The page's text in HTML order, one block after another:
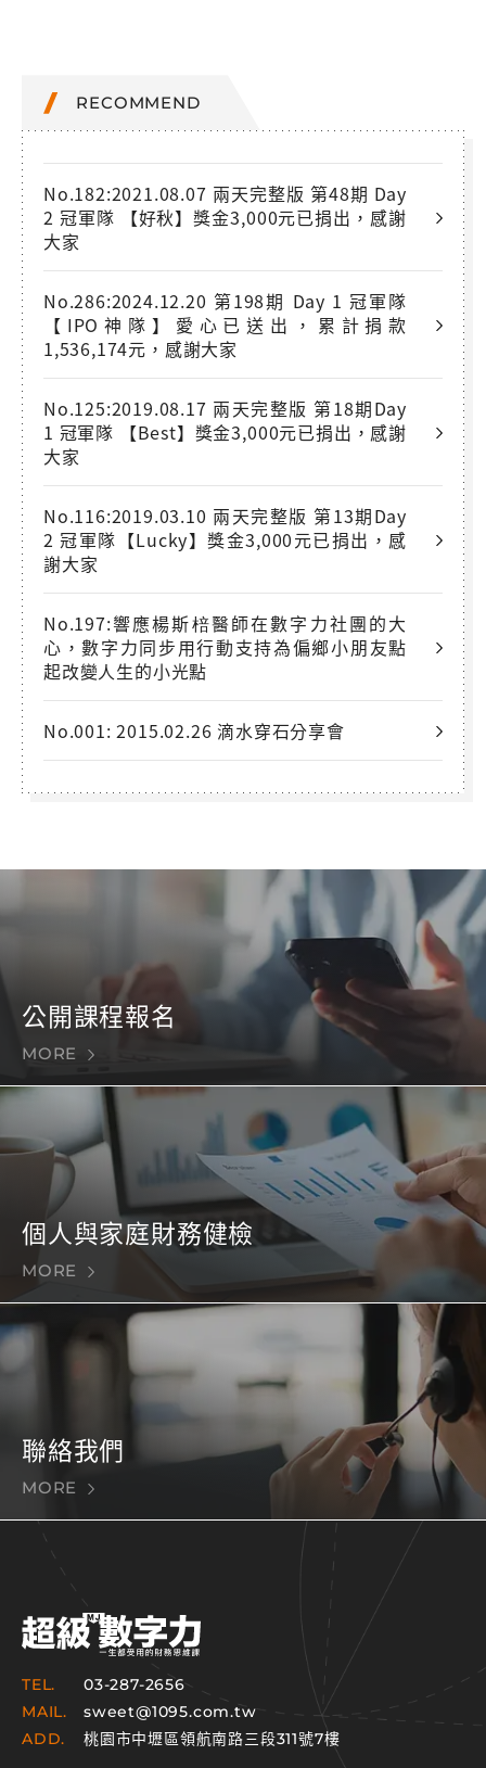
RECOMMEND
No.182:2021.08.07 兩天完整版 第48期 Day
2 冠軍隊 【好秋】獎金3,000元已捐出，感謝
大家
No.286:2024.12.20 第198期 Day 1 冠軍隊
【IPO神隊】愛心已送出，累計捐款
1,536,174元，感謝大家
No.125:2019.08.17 兩天完整版 第18期Day
1 冠軍隊 【Best】獎金3,000元已捐出，感謝
大家
No.116:2019.03.10 兩天完整版 第13期Day
2 冠軍隊【Lucky】獎金3,000元已捐出，感
謝大家
No.197:響應楊斯棓醫師在數字力社團的大
心，數字力同步用行動支持為偏鄉小朋友點
起改變人生的小光點
No.001: 2015.02.26 滴水穿石分享會
公開課程報名
MORE
個人與家庭財務健檢
MORE
聯絡我們
MORE
TEL.
03-287-2656
MAIL.
sweet@1095.com.tw
ADD.
桃園市中壢區領航南路三段311號7樓